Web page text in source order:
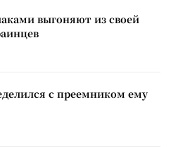
выгоняют из своей
с преемником ему